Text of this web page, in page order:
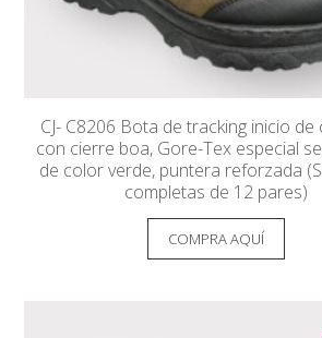
CJ- C8206 Bota de tracking inicio de
con cierre boa, Gore-Tex especial
de color verde, puntera reforzada
completas de 12 pares)
COMPRA AQUÍ